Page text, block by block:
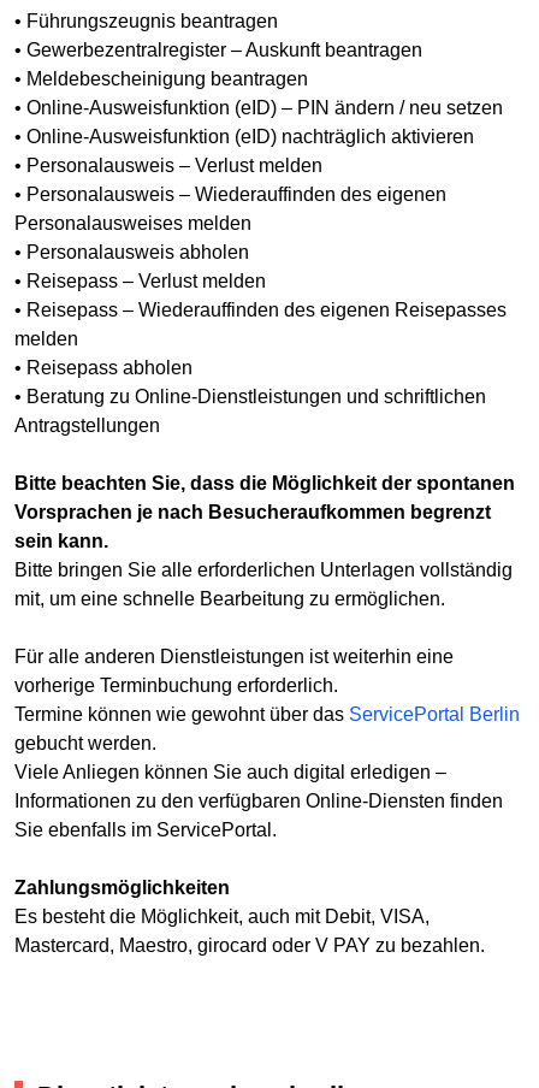
• Führungszeugnis beantragen
• Gewerbezentralregister – Auskunft beantragen
• Meldebescheinigung beantragen
• Online-Ausweisfunktion (eID) – PIN ändern / neu setzen
• Online-Ausweisfunktion (eID) nachträglich aktivieren
• Personalausweis – Verlust melden
• Personalausweis – Wiederauffinden des eigenen
Personalausweises melden
• Personalausweis abholen
• Reisepass – Verlust melden
• Reisepass – Wiederauffinden des eigenen Reisepasses
melden
• Reisepass abholen
• Beratung zu Online-Dienstleistungen und schriftlichen
Antragstellungen
Bitte beachten Sie, dass die Möglichkeit der spontanen
Vorsprachen je nach Besucheraufkommen begrenzt
sein kann.
Bitte bringen Sie alle erforderlichen Unterlagen vollständig
mit, um eine schnelle Bearbeitung zu ermöglichen.
Für alle anderen Dienstleistungen ist weiterhin eine
vorherige Terminbuchung erforderlich.
Termine können wie gewohnt über das ServicePortal Berlin
gebucht werden.
Viele Anliegen können Sie auch digital erledigen –
Informationen zu den verfügbaren Online-Diensten finden
Sie ebenfalls im ServicePortal.
Zahlungsmöglichkeiten
Es besteht die Möglichkeit, auch mit Debit, VISA,
Mastercard, Maestro, girocard oder V PAY zu bezahlen.